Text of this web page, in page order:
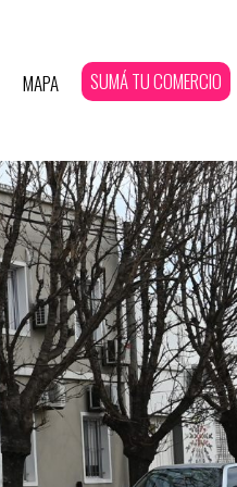
MAPA SUMÁ TU COMERCIO